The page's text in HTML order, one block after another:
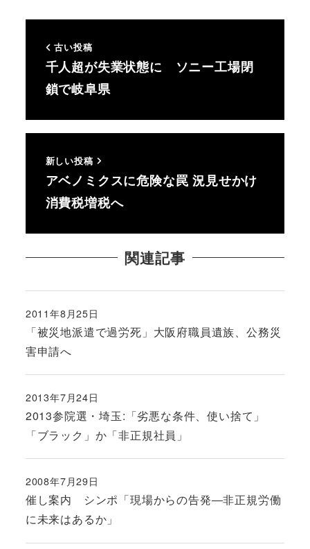
古い投稿
千人超が失業状態に ソニー工場閉
鎖で岐阜県
新しい投稿
アベノミクスに危険な罠 況見せかけ
消費税増税へ
関連記事
「被災地派遣で過労死」大阪府職員遺族、公務災
害申請へ
投稿日
2011年8月25日
2013参院選・埼玉:「劣悪な条件、使い捨て」
「ブラック」か「非正規社員」
投稿日
2013年7月24日
催し案内 シンポ「現場からの告発―非正規労働
に未来はあるか」
投稿日
2008年7月29日